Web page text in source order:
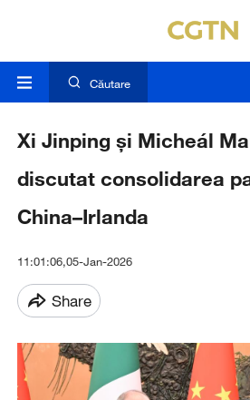
Căutare
Xi Jinping și Micheál
discutat consolidarea
China–Irlanda
11:01:06,05-Jan-2026
Share